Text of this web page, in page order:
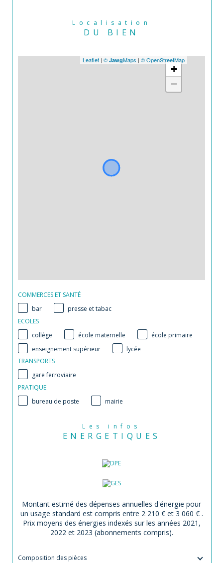
Localisation
DU BIEN
+
−
Leaflet | © JawgMaps | © OpenStreetMap
COMMERCES ET SANTÉ
bar
presse et tabac
ECOLES
collège
école maternelle
école primaire
enseignement supérieur
lycée
TRANSPORTS
gare ferroviaire
PRATIQUE
bureau de poste
mairie
Les infos
ENERGETIQUES
Montant estimé des dépenses annuelles d'énergie pour
un usage standard est compris entre 2 210 € et 3 060 € .
Prix moyens des énergies indexés sur les années 2021,
2022 et 2023 (abonnements compris).
Composition des pièces